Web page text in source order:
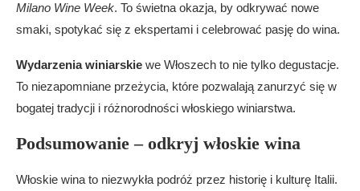
Milano Wine Week. To świetna okazja, by odkrywać nowe
smaki, spotykać się z ekspertami i celebrować pasję do wina.
Wydarzenia winiarskie we Włoszech to nie tylko degustacje.
To niezapomniane przeżycia, które pozwalają zanurzyć się w
bogatej tradycji i różnorodności włoskiego winiarstwa.
Podsumowanie – odkryj włoskie wina
Włoskie wina to niezwykła podróż przez historię i kulturę Italii.